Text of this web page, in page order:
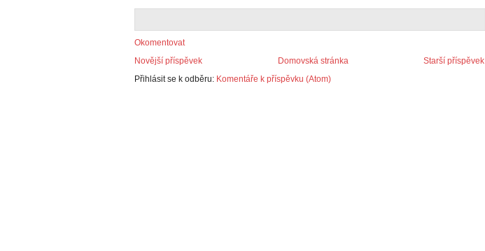
Okomentovat
Novější příspěvek
Starší příspěvek
Domovská stránka
Přihlásit se k odběru: Komentáře k příspěvku (Atom)